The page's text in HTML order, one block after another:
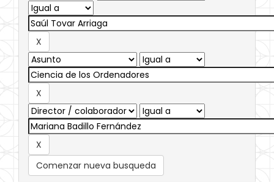
Comenzar nueva busqueda